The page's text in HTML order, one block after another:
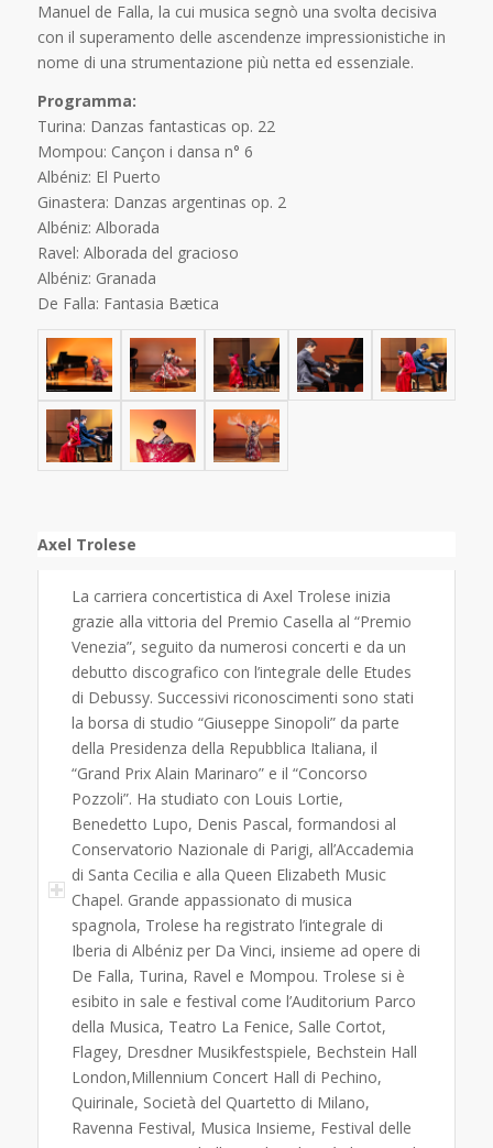
Manuel de Falla, la cui musica segnò una svolta decisiva
con il superamento delle ascendenze impressionistiche in
nome di una strumentazione più netta ed essenziale.
Programma:
Turina: Danzas fantasticas op. 22
Mompou: Cançon i dansa n° 6
Albéniz: El Puerto
Ginastera: Danzas argentinas op. 2
Albéniz: Alborada
Ravel: Alborada del gracioso
Albéniz: Granada
De Falla: Fantasia Bætica
Axel Trolese
La carriera concertistica di Axel Trolese inizia
grazie alla vittoria del Premio Casella al “Premio
Venezia”, seguito da numerosi concerti e da un
debutto discografico con l’integrale delle Etudes
di Debussy. Successivi riconoscimenti sono stati
la borsa di studio “Giuseppe Sinopoli” da parte
della Presidenza della Repubblica Italiana, il
“Grand Prix Alain Marinaro” e il “Concorso
Pozzoli”. Ha studiato con Louis Lortie,
Benedetto Lupo, Denis Pascal, formandosi al
Conservatorio Nazionale di Parigi, all’Accademia
di Santa Cecilia e alla Queen Elizabeth Music
Chapel. Grande appassionato di musica
spagnola, Trolese ha registrato l’integrale di
Iberia di Albéniz per Da Vinci, insieme ad opere di
De Falla, Turina, Ravel e Mompou. Trolese si è
esibito in sale e festival come l’Auditorium Parco
della Musica, Teatro La Fenice, Salle Cortot,
Flagey, Dresdner Musikfestspiele, Bechstein Hall
London,Millennium Concert Hall di Pechino,
Quirinale, Società del Quartetto di Milano,
Ravenna Festival, Musica Insieme, Festival delle